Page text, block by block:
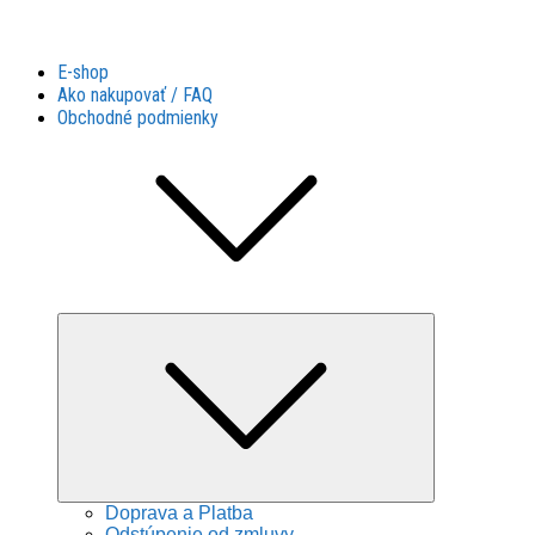
Látky Husár
Látky Husár
E-shop
Ako nakupovať / FAQ
Obchodné podmienky
Doprava a Platba